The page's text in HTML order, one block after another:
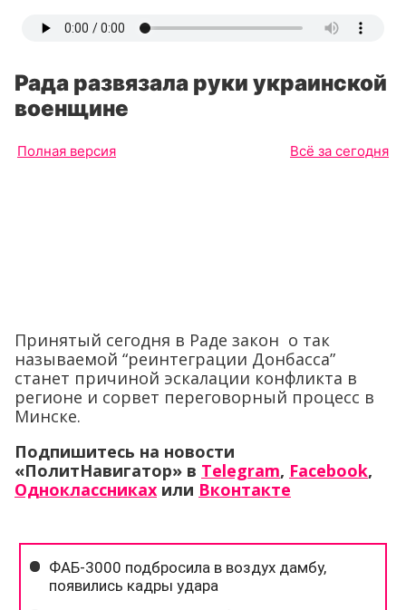
Рада развязала руки украинской
военщине
Полная версия Всё за сегодня
Принятый сегодня в Раде закон о так
называемой “реинтеграции Донбасса”
станет причиной эскалации конфликта в
регионе и сорвет переговорный процесс в
Минске.
Подпишитесь на новости
«ПолитНавигатор» в Telegram, Facebook,
Одноклассниках или Вконтакте